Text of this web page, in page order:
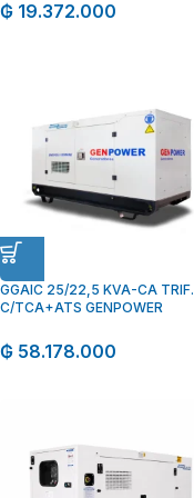
₲ 19.372.000
GGAIC 25/22,5 KVA-CA TRIF.
C/TCA+ATS GENPOWER
₲ 58.178.000